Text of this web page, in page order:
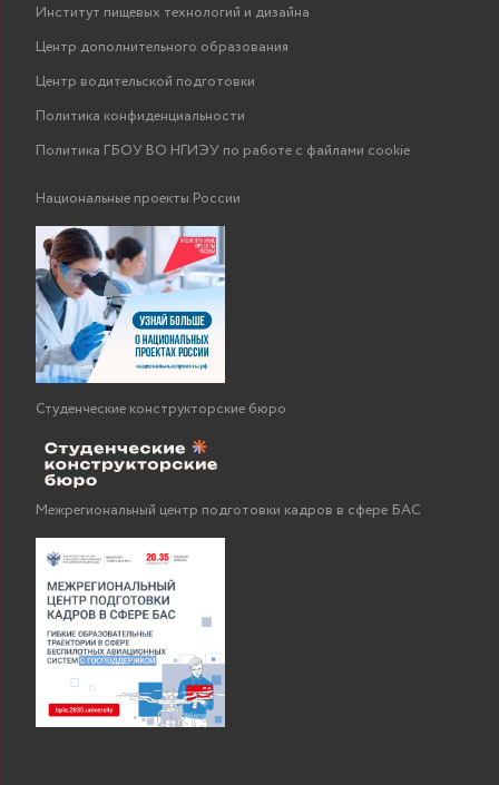
Институт пищевых технологий и дизайна
Центр дополнительного образования
Центр водительской подготовки
Политика конфиденциальности
Политика ГБОУ ВО НГИЭУ по работе с файлами cookie
Национальные проекты России
Студенческие конструкторские бюро
Межрегиональный центр подготовки кадров в сфере БАС